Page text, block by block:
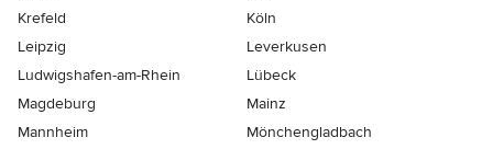
Krefeld
Köln
Leipzig
Leverkusen
Ludwigshafen-am-Rhein
Lübeck
Magdeburg
Mainz
Mannheim
Mönchen­gladbach